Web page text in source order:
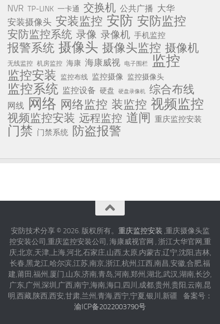
NVR TP-LINK 一卡通 交换机 公共广播 大华
安装摄像头 安装监控 安防 安防监控
安防监控系统 录像 录像机 手机监控
报警系统 摄像头 摄像头监控 摄像机
无线监控 机房监控 海康 海康威视 电子围栏 监控
监控安装 监控布线 监控摄像 监控摄像头
监控系统 监控设备 硬盘 硬盘录像机 综合布线
网线 网络 网络监控 装监控 视频监控
视频监控安装 远程监控 道闸 重庆监控安装
门禁 门禁系统 防盗报警
安防技术分享 © 2026. 版权所有。 重庆监控安装 ,重庆摄像头监
控安装公司,重庆监控安装公司, 海康威视官网 , 浙江大华官网,重
庆,北京,天津,上海,河北,石家庄,山西,太原,内蒙古,辽宁,沈阳,吉林,
长春,黑龙江,哈尔滨,江苏,南京,浙江,杭州,江西,南昌,安徽,合肥,福
建,莆田,福州,厦门,山东,济南,青岛,河南,郑州,湖北,武汉,湖南,长沙,
广东,广州,深圳,广西,南宁,海南,海口,四川,成都,贵州,贵阳,云南,昆
明,西藏,陕西,西安,甘肃,兰州,青海,西宁,宁夏,银川,新疆 备案号：
渝ICP备2022003790号